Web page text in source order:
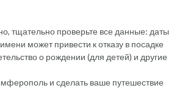
тщательно проверьте все данные: даты
может привести к отказу в посадке
о рождении (для детей) и другие
и сделать ваше путешествие